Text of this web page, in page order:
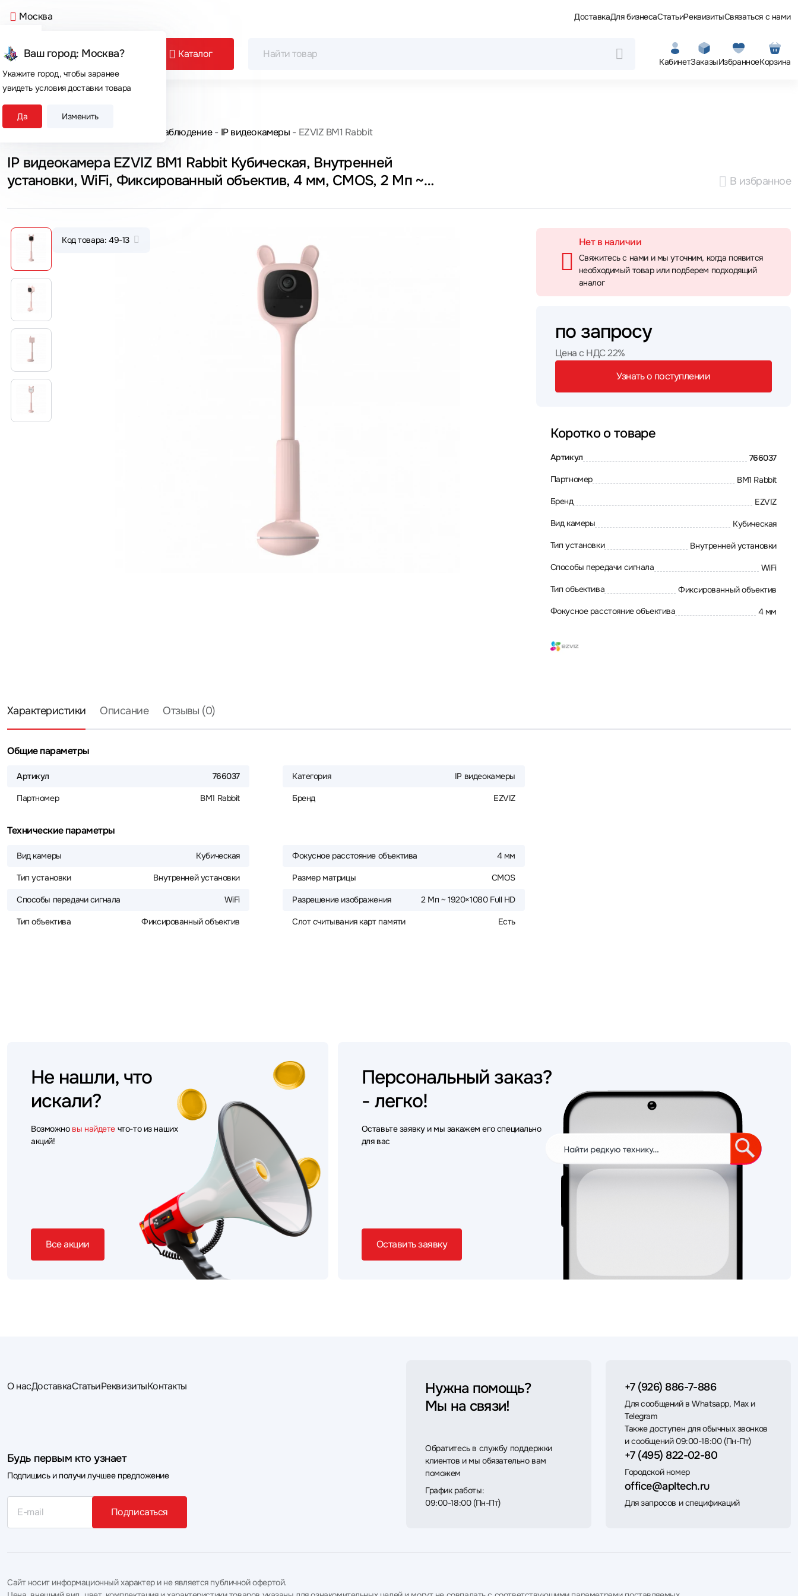
Москва
Ваш город: Москва?
Укажите город, чтобы заранее
увидеть условия доставки товара
Да Изменить
ДоставкаДля бизнесаСтатьиРеквизитыСвязаться с нами
Каталог
КабинетЗаказыИзбранноеКорзина
Сегодня покупают
Главная Видеонаблюдение IP видеокамеры EZVIZ BM1 Rabbit
IP видеокамера EZVIZ BM1 Rabbit Кубическая, Внутренней
установки, WiFi, Фиксированный объектив, 4 мм, CMOS, 2 Мп ~
В избранное
Код товара: 49-13 Нет в наличии
Свяжитесь с нами и мы уточним, когда появится
необходимый товар или подберем подходящий
аналог
по запросу
Цена с НДС 22%
Узнать о поступлении
Коротко о товаре
Артикул 766037
Партномер BM1 Rabbit
Бренд EZVIZ
Вид камеры Кубическая
Тип установки Внутренней установки
Способы передачи сигнала WiFi
Тип объектива Фиксированный объектив
Фокусное расстояние объектива 4 мм
Характеристики Описание Отзывы (0)
Общие параметры
Артикул 766037
Партномер BM1 Rabbit
Категория IP видеокамеры
Бренд EZVIZ
Технические параметры
Вид камеры Кубическая
Тип установки Внутренней установки
Способы передачи сигнала WiFi
Тип объектива Фиксированный объектив
Фокусное расстояние объектива 4 мм
Размер матрицы CMOS
Разрешение изображения 2 Мп ~ 1920×1080 Full HD
Слот считывания карт памяти Есть
Не нашли, что
искали?
Возможно вы найдете что-то из наших
акций!
Все акции
Персональный заказ?
- легко!
Оставьте заявку и мы закажем его специально
для вас
Оставить заявку
О насДоставкаСтатьиРеквизитыКонтакты
Будь первым кто узнает
Подпишись и получи лучшее предложение
Подписаться
Нужна помощь?
Мы на связи!
Обратитесь в службу поддержки
клиентов и мы обязательно вам
поможем
График работы:
09:00-18:00 (Пн-Пт)
+7 (926) 886-7-886
Для сообщений в Whatsapp, Max и
Telegram
Также доступен для обычных звонков
и сообщений 09:00-18:00 (Пн-Пт)
+7 (495) 822-02-80
Городской номер
office@apltech.ru
Для запросов и спецификаций
Сайт носит информационный характер и не является публичной офертой.